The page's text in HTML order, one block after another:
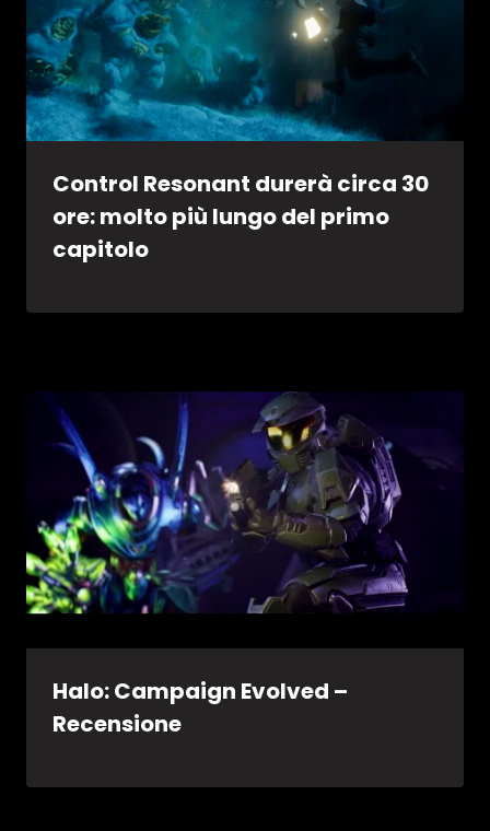
Control Resonant durerà circa 30
ore: molto più lungo del primo
capitolo
Halo: Campaign Evolved –
Recensione